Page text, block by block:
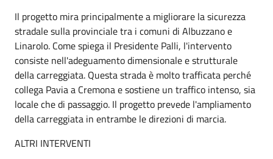
Il progetto mira principalmente a migliorare la sicurezza
stradale sulla provinciale tra i comuni di Albuzzano e
Linarolo. Come spiega il Presidente Palli, l'intervento
consiste nell'adeguamento dimensionale e strutturale
della carreggiata. Questa strada è molto trafficata perché
collega Pavia a Cremona e sostiene un traffico intenso, sia
locale che di passaggio. Il progetto prevede l'ampliamento
della carreggiata in entrambe le direzioni di marcia.
ALTRI INTERVENTI